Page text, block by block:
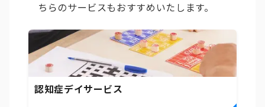
ちらのサービスもおすすめいたします。
認知症デイサービス